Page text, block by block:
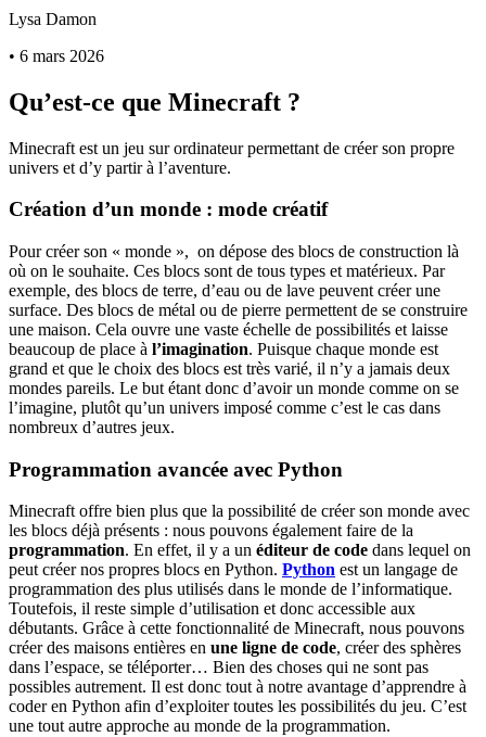
Lysa Damon
• 6 mars 2026
Qu’est-ce que Minecraft ?
Minecraft est un jeu sur ordinateur permettant de créer son propre
univers et d’y partir à l’aventure.
Création d’un monde : mode créatif
Pour créer son « monde », on dépose des blocs de construction là
où on le souhaite. Ces blocs sont de tous types et matérieux. Par
exemple, des blocs de terre, d’eau ou de lave peuvent créer une
surface. Des blocs de métal ou de pierre permettent de se construire
une maison. Cela ouvre une vaste échelle de possibilités et laisse
beaucoup de place à l’imagination. Puisque chaque monde est
grand et que le choix des blocs est très varié, il n’y a jamais deux
mondes pareils. Le but étant donc d’avoir un monde comme on se
l’imagine, plutôt qu’un univers imposé comme c’est le cas dans
nombreux d’autres jeux.
Programmation avancée avec Python
Minecraft offre bien plus que la possibilité de créer son monde avec
les blocs déjà présents : nous pouvons également faire de la
programmation. En effet, il y a un éditeur de code dans lequel on
peut créer nos propres blocs en Python. Python est un langage de
programmation des plus utilisés dans le monde de l’informatique.
Toutefois, il reste simple d’utilisation et donc accessible aux
débutants. Grâce à cette fonctionnalité de Minecraft, nous pouvons
créer des maisons entières en une ligne de code, créer des sphères
dans l’espace, se téléporter… Bien des choses qui ne sont pas
possibles autrement. Il est donc tout à notre avantage d’apprendre à
coder en Python afin d’exploiter toutes les possibilités du jeu. C’est
une tout autre approche au monde de la programmation.